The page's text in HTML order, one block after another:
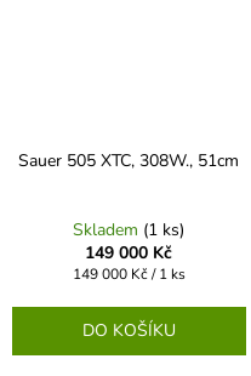
Sauer 505 XTC, 308W., 51cm
Skladem (1 ks)
149 000 Kč
Měrná
149 000 Kč / 1 ks
DO KOŠÍKU